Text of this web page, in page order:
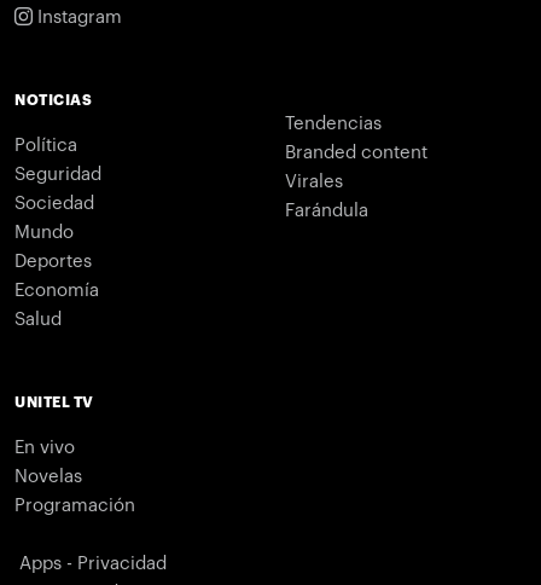
Instagram
NOTICIAS
Política
Seguridad
Sociedad
Mundo
Deportes
Economía
Salud
Tendencias
Branded content
Virales
Farándula
UNITEL TV
En vivo
Novelas
Programación
Apps - Privacidad